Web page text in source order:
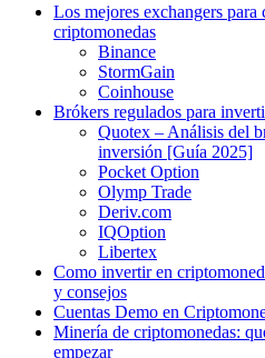
Los mejores exchangers
criptomonedas
Binance
StormGain
Coinhouse
Brókers regulados para
Quotex – Análisis del
inversión [Guía 2025]
Pocket Option
Olymp Trade
Deriv.com
IQOption
Libertex
Como invertir en
y consejos
Cuentas Demo en
Minería de criptomonedas:
empezar